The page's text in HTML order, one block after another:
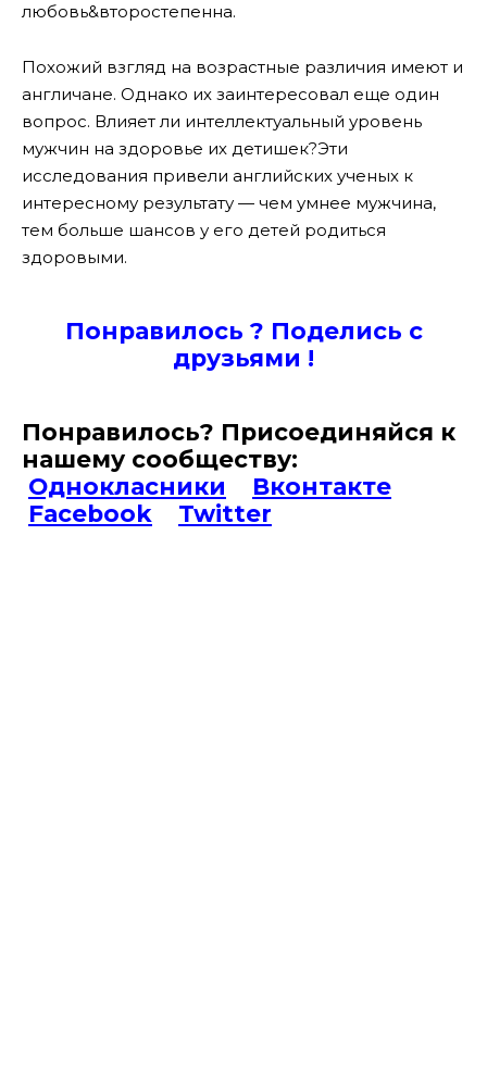
любовь&второстепенна.
Похожий взгляд на возрастные различия имеют и
англичане. Однако их заинтересовал еще один
вопрос. Влияет ли интеллектуальный уровень
мужчин на здоровье их детишек?Эти
исследования привели английских ученых к
интересному результату — чем умнее мужчина,
тем больше шансов у его детей родиться
здоровыми.
Понравилось ? Поделись с
друзьями !
Понравилось? Присоединяйся к
нашему сообществу:
Однокласники
Вконтакте
Facebook
Twitter